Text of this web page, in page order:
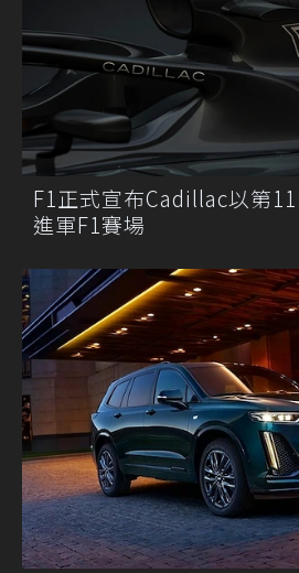
F1正式宣布Cadillac以第
進軍F1賽場